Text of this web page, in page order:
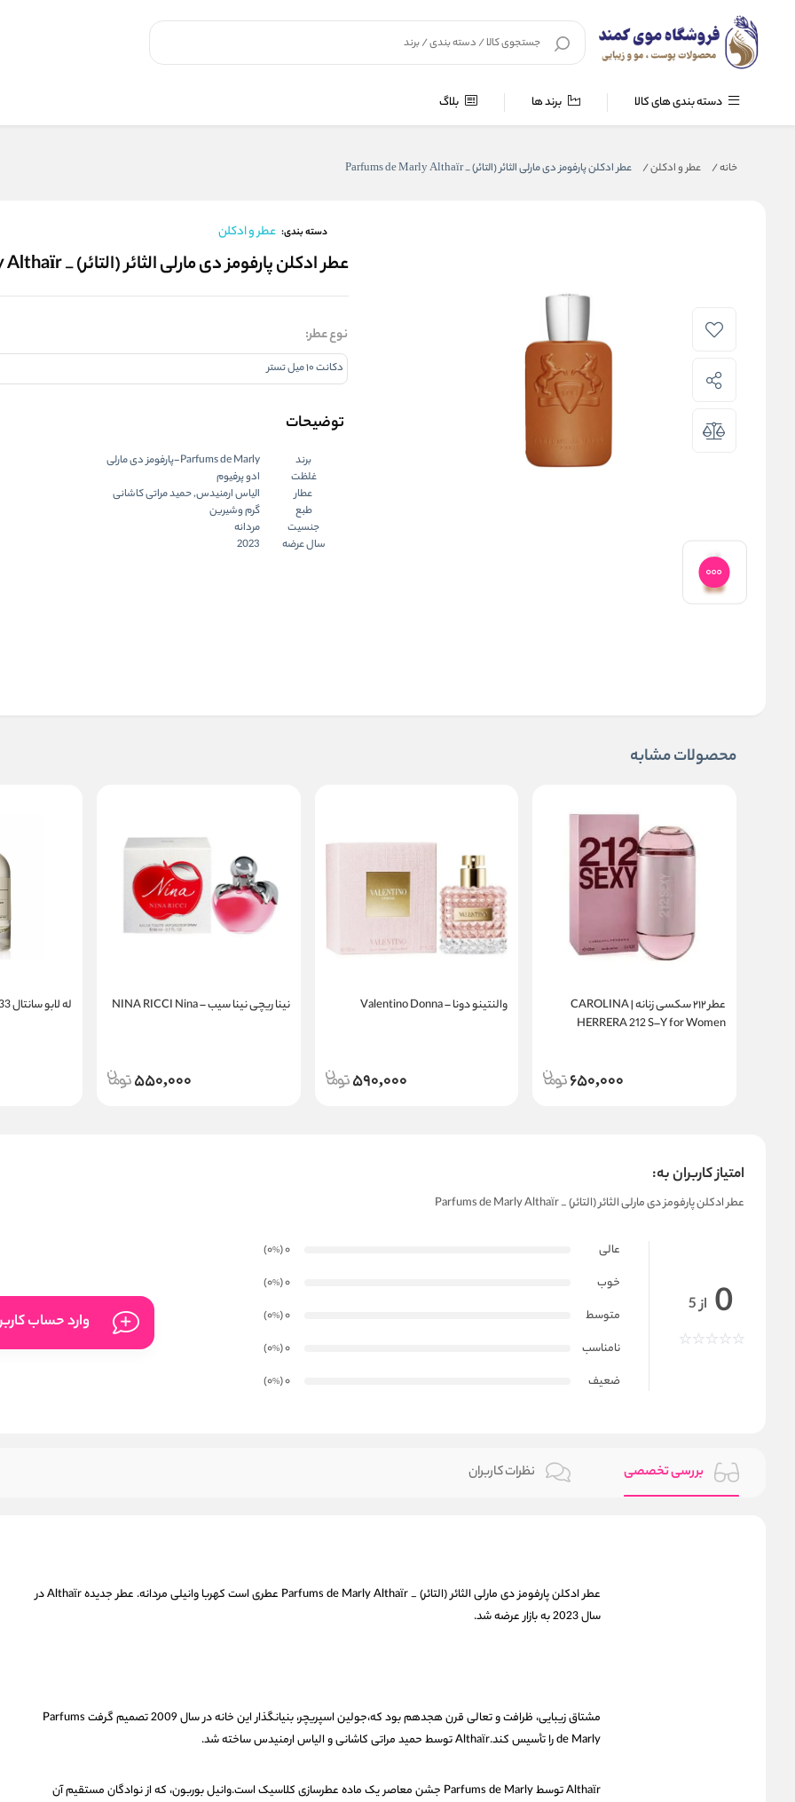
دسته بندی های کالا برند ها بلاگ
خانه/ عطر و ادکلن/ عطر ادکلن پارفومز دی مارلی الثائر (التائر) _ Parfums de Marly Althaïr
دسته بندی: عطر و ادکلن
عطر ادکلن پارفومز دی مارلی الثائر (التائر) _ Parfums de Marly Althaïr
نوع عطر:
توضیحات
برند
Parfums de Marly-پارفومز دی مارلی
غلظت
ادو پرفیوم
عطار
الیاس ارمنیدس, حمید مراتی کاشانی
طبع
گرم وشیرین
جنسیت
مردانه
سال عرضه
2023
محصولات مشابه
عطر ۲۱۲ سکسی زنانه | CAROLINA
HERRERA 212 S–Y for Women
650,000
والنتینو دونا – Valentino Donna
590,000
نینا ریچی نینا سیب – NINA RICCI Nina
550,000
له لابو سانتال 33 | LE LABO Santal 33
امتیاز کاربران به:
عطر ادکلن پارفومز دی مارلی الثائر (التائر) _ Parfums de Marly Althaïr
0 از 5
عالی 0
(0
%
)
خوب
0
(0
%
)
متوسط
0
(0
%
)
نامناسب
0
(0
%
)
ضعیف
0
(0
%
)
وارد حساب
بررسی تخصصی نظرات کاربران
عطر ادکلن پارفومز دی مارلی الثائر (التائر) _ Parfums de Marly Althaïr عطری است کهربا وانیلی مردانه. عطر جدیده Althaïr در
سال 2023 به بازار عرضه شد.
مشتاق زیبایی، ظرافت و تعالی قرن هجدهم بود که،جولین اسپریچر، بنیانگذار این خانه در سال 2009 تصمیم گرفت Parfums
de Marly را تأسیس کند.Althaïr توسط حمید مراتی کاشانی و الیاس ارمنیدس ساخته شد.
Althaïr توسط Parfums de Marly جشن معاصر یک ماده عطرسازی کلاسیک است.وانیل بوربون، که از نوادگان مستقیم آن